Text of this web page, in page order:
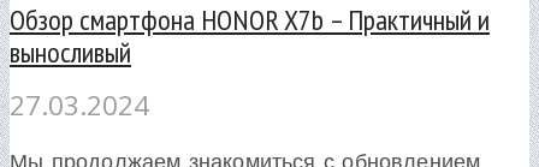
Обзор смартфона HONOR X7b – Практичный и
выносливый
27.03.2024